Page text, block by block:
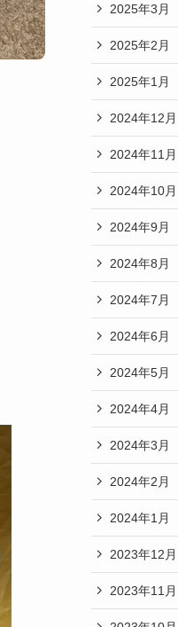
2025年3月
2025年2月
2025年1月
2024年12月
2024年11月
2024年10月
2024年9月
2024年8月
2024年7月
2024年6月
2024年5月
2024年4月
2024年3月
2024年2月
2024年1月
2023年12月
2023年11月